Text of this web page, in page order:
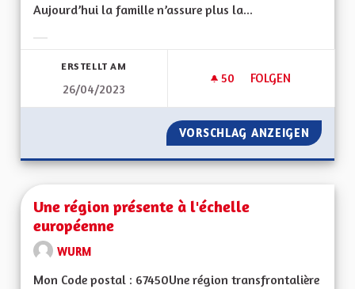
Aujourd’hui la famille n’assure plus la...
ERSTELLT AM
26/04/2023
50 50 FOLLOWER
FOLGEN
DES MOYENS
VORSCHLAG ANZEIGEN DES
Une région présente à l'échelle
européenne
WURM
Mon Code postal : 67450Une région transfrontalière